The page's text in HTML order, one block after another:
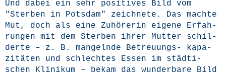
Und dabei ein sehr posi­ti­ves Bild vom
"Ster­ben in Pots­dam" zeich­ne­te. Das mach­te
Mut, doch als eine Zuhö­re­rin eige­ne Erfah­
run­gen mit dem Ster­ben ihrer Mut­ter schil­
der­te – z. B. man­geln­de Betreu­ungs- kapa­
zi­tä­ten und schlech­tes Essen im städ­ti­
schen Kli­ni­kum – bekam das wun­der­ba­re Bild